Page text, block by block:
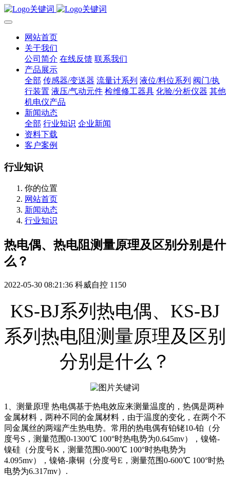
网站首页
关于我们
公司简介 在线反馈 联系我们
产品展示
全部 传感器/变送器 流量计系列 液位/料位系列 阀门/执
行装置 液压/气动元件 检维修工器具 化验/分析仪器 其他
机电仪产品
新闻动态
全部 行业知识 企业新闻
资料下载
客户案例
行业知识
你的位置
网站首页
新闻动态
行业知识
热电偶、热电阻测量原理及区别分别是什
么？
2022-05-30 08:21:36 科威自控 1150
KS-BJ系列热电偶、KS-BJ
系列热电阻测量原理及区别
分别是什么？
1、测量原理 热电偶基于热电效应来测量温度的，热偶是两种
金属材料，两种不同的金属材料，由于温度的变化，在两个不
同金属丝的两端产生热电势。常用的热电偶有铂铑10-铂（分
度号S，测量范围0-1300℃ 100°时热电势为0.645mv），镍铬-
镍硅（分度号K，测量范围0-900℃ 100°时热电势为
4.095mv），镍铬-康铜（分度号E，测量范围0-600℃ 100°时热
电势为6.317mv）.